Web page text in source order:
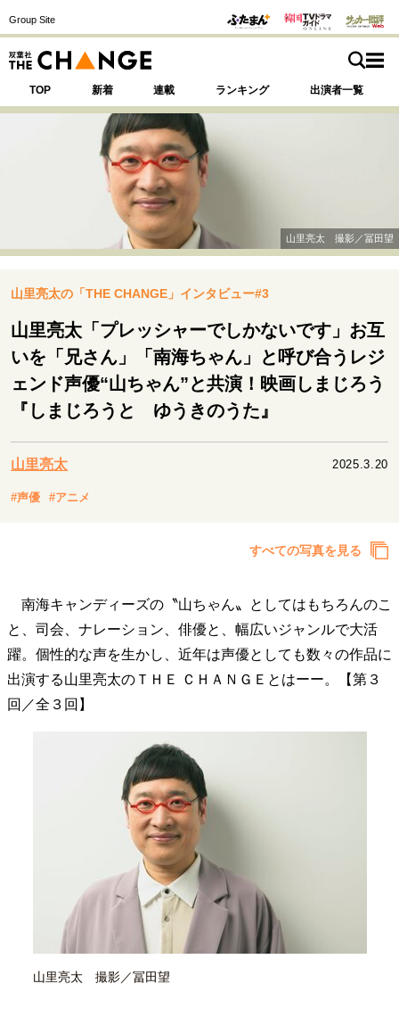
Group Site
TOP 新着 連載 ランキング 出演者一覧
注目の記事テーマで探す
運命を変えた出会い 決断の裏側
表現者の葛藤
人生が動いた日 10代の挫折と原点
キャリア・働き方
大人の学び直し
トップが描く未来
重圧との向き合い方
ライフスタイル・生き方
50代のリアル
パートナーとの歩み方
病が教えてくれたこと
移住という選択
熱狂できるもの
一生モノの愛用品
私を彩るエッセンス
60代のネクストステージ
70代のグランドデザイン
山里亮太 撮影／冨田望
山里亮太の「THE CHANGE」インタビュー#3
山里亮太「プレッシャーでしかないです」お互
いを「兄さん」「南海ちゃん」と呼び合うレジ
ェンド声優“山ちゃん”と共演！映画しまじろう
『しまじろうと ゆうきのうた』
山里亮太 2025.3.20
#声優 #アニメ
すべての写真を見る
南海キャンディーズの〝山ちゃん〟としてはもちろんのこ
と、司会、ナレーション、俳優と、幅広いジャンルで大活
躍。個性的な声を生かし、近年は声優としても数々の作品に
出演する山里亮太のＴＨＥ ＣＨＡＮＧＥとはーー。【第３
回／全３回】
山里亮太 撮影／冨田望